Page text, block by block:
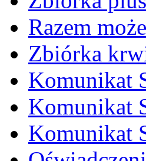
Razem
Zbiórka
Komunikat
Komunikat
Komunikat